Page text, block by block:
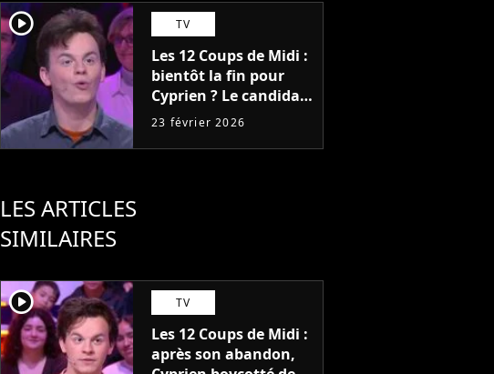
player2 TV
Les 12 Coups de Midi :
bientôt la fin pour
Cyprien ? Le candidat
ne devrait pas battre
23 février 2026
LES ARTICLES
SIMILAIRES
player2 TV
Les 12 Coups de Midi :
après son abandon,